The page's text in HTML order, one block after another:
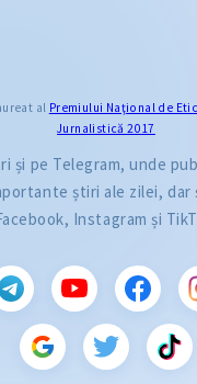
al Premiului Naţional de
Jurnalistică 2017
și pe Telegram, unde
știri ale zilei, dar
Instagram și